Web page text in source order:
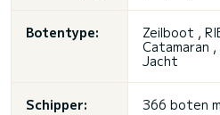
Botentype:
Zeilboot ,
Catamaran
Jacht
Schipper: 366 boten